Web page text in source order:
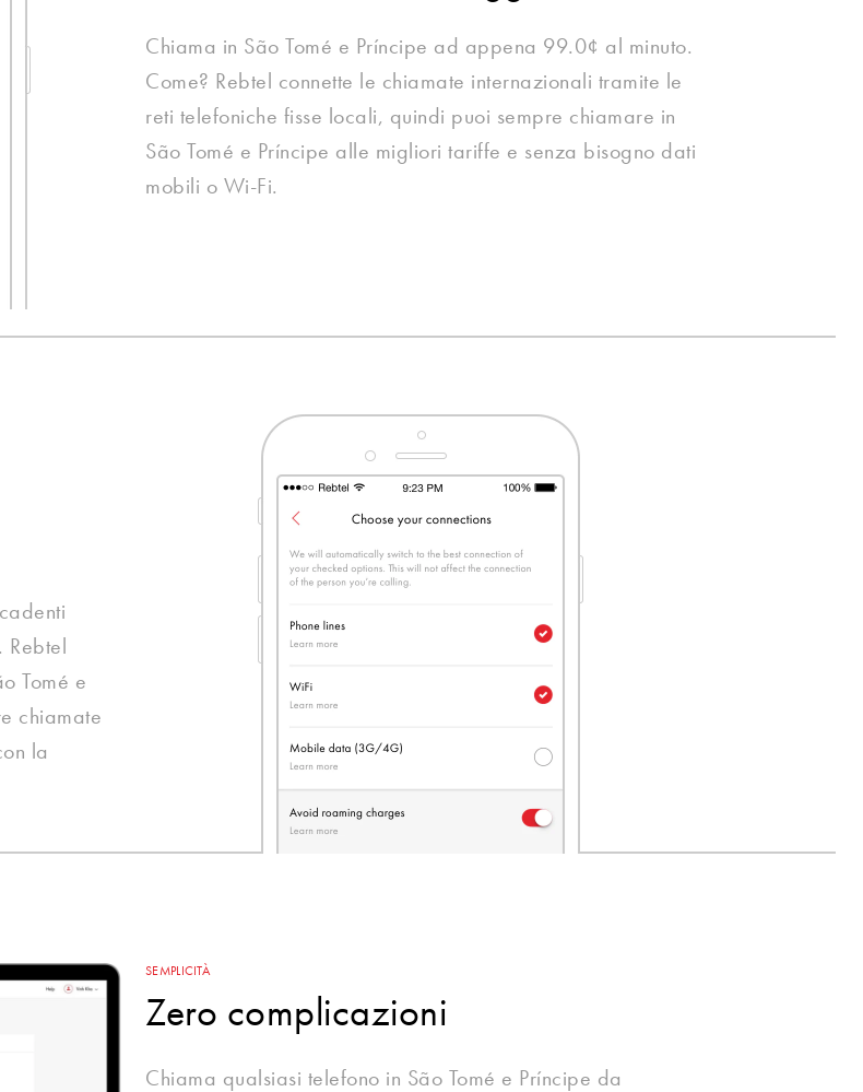
Chiama in São Tomé e Príncipe ad appena 99.0¢ al minuto.
Come? Rebtel connette le chiamate internazionali tramite le
reti telefoniche fisse locali, quindi puoi sempre chiamare in
São Tomé e Príncipe alle migliori tariffe e senza bisogno dati
mobili o Wi-Fi.
Rebtel
Tomé e
chiamate
la
SEMPLICITÀ
Zero complicazioni
Chiama qualsiasi telefono in São Tomé e Príncipe da